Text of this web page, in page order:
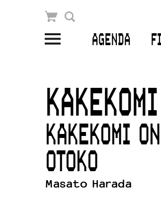
AGENDA
Winkelmandje
Openingstijden &
Bereikbaarheid
Kaartverkoop
EDUCATIE
Schoolvoorstellingen
KAKEKOMI
KAKEKOMI
OTOKO
Masato Harada